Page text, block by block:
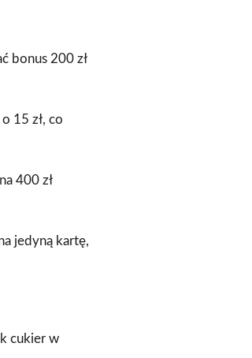
bonus 200 zł
15 zł, co
400 zł
jedyną kartę,
cukier w